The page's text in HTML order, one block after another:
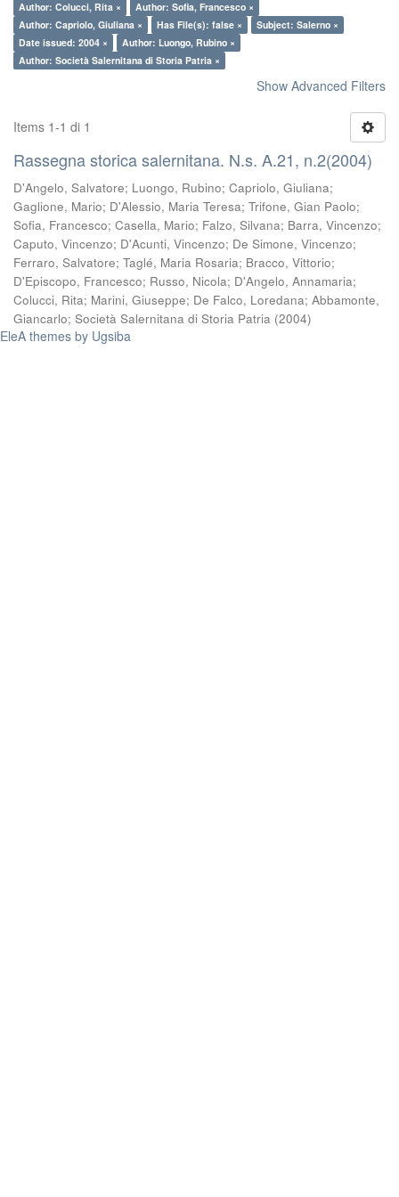
Author: Colucci, Rita ×
Author: Sofia, Francesco ×
Author: Capriolo, Giuliana ×
Has File(s): false ×
Subject: Salerno ×
Date issued: 2004 ×
Author: Luongo, Rubino ×
Author: Società Salernitana di Storia Patria ×
Show Advanced Filters
Items 1-1 di 1
Rassegna storica salernitana. N.s. A.21, n.2(2004)
D'Angelo, Salvatore; Luongo, Rubino; Capriolo, Giuliana;
Gaglione, Mario; D'Alessio, Maria Teresa; Trifone, Gian Paolo;
Sofia, Francesco; Casella, Mario; Falzo, Silvana; Barra, Vincenzo;
Caputo, Vincenzo; D'Acunti, Vincenzo; De Simone, Vincenzo;
Ferraro, Salvatore; Taglé, Maria Rosaria; Bracco, Vittorio;
D'Episcopo, Francesco; Russo, Nicola; D'Angelo, Annamaria;
Colucci, Rita; Marini, Giuseppe; De Falco, Loredana; Abbamonte,
Giancarlo; Società Salernitana di Storia Patria (2004)
EleA themes by Ugsiba